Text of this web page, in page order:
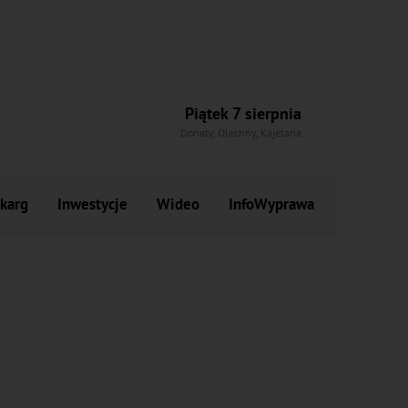
Piątek 7 sierpnia
Donaty, Olechny, Kajetana
Inwestycje Wideo InfoWyprawa